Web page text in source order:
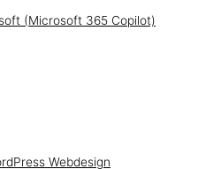
(Microsoft 365 Copilot)
Webdesign